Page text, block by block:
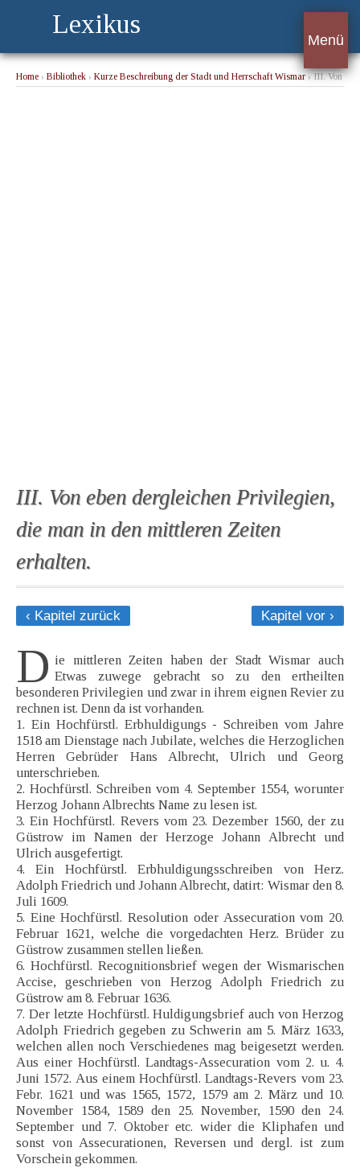
Lexikus
Menü
Home › Bibliothek › Kurze Beschreibung der Stadt und Herrschaft Wismar› III. Von
III. Von eben dergleichen Privilegien,
die man in den mittleren Zeiten
erhalten.
‹ Kapitel zurück Kapitel vor ›
D ie mittleren Zeiten haben der Stadt Wismar auch
Etwas zuwege gebracht so zu den ertheilten
besonderen Privilegien und zwar in ihrem eignen Revier zu
rechnen ist. Denn da ist vorhanden.
1. Ein Hochfürstl. Erbhuldigungs - Schreiben vom Jahre
1518 am Dienstage nach Jubilate, welches die Herzoglichen
Herren Gebrüder Hans Albrecht, Ulrich und Georg
unterschrieben.
2. Hochfürstl. Schreiben vom 4. September 1554, worunter
Herzog Johann Albrechts Name zu lesen ist.
3. Ein Hochfürstl. Revers vom 23. Dezember 1560, der zu
Güstrow im Namen der Herzoge Johann Albrecht und
Ulrich ausgefertigt.
4. Ein Hochfürstl. Erbhuldigungsschreiben von Herz.
Adolph Friedrich und Johann Albrecht, datirt: Wismar den 8.
Juli 1609.
5. Eine Hochfürstl. Resolution oder Assecuration vom 20.
Februar 1621, welche die vorgedachten Herz. Brüder zu
Güstrow zusammen stellen ließen.
6. Hochfürstl. Recognitionsbrief wegen der Wismarischen
Accise, geschrieben von Herzog Adolph Friedrich zu
Güstrow am 8. Februar 1636.
7. Der letzte Hochfürstl. Huldigungsbrief auch von Herzog
Adolph Friedrich gegeben zu Schwerin am 5. März 1633,
welchen allen noch Verschiedenes mag beigesetzt werden.
Aus einer Hochfürstl. Landtags-Assecuration vom 2. u. 4.
Juni 1572. Aus einem Hochfürstl. Landtags-Revers vom 23.
Febr. 1621 und was 1565, 1572, 1579 am 2. März und 10.
November 1584, 1589 den 25. November, 1590 den 24.
September und 7. Oktober etc. wider die Kliphafen und
sonst von Assecurationen, Reversen und dergl. ist zum
Vorschein gekommen.